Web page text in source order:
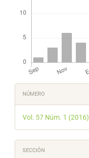
Detalles
del
artículo
NÚMERO
Vol. 57 Núm. 1 (2016)
SECCIÓN